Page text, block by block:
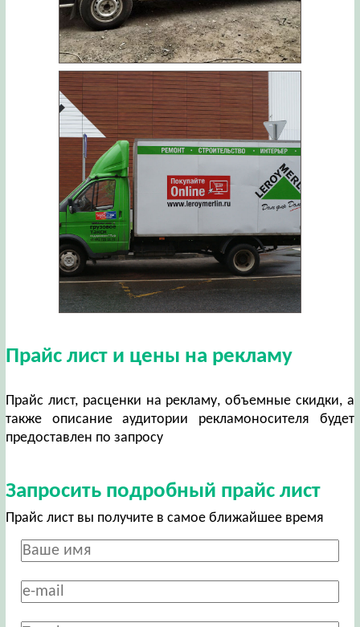
Прайс лист и цены на рекламу
Прайс лист, расценки на рекламу, объемные скидки, а
также описание аудитории рекламоносителя будет
предоставлен по запросу
Запросить подробный прайс лист
Прайс лист вы получите в самое ближайшее время